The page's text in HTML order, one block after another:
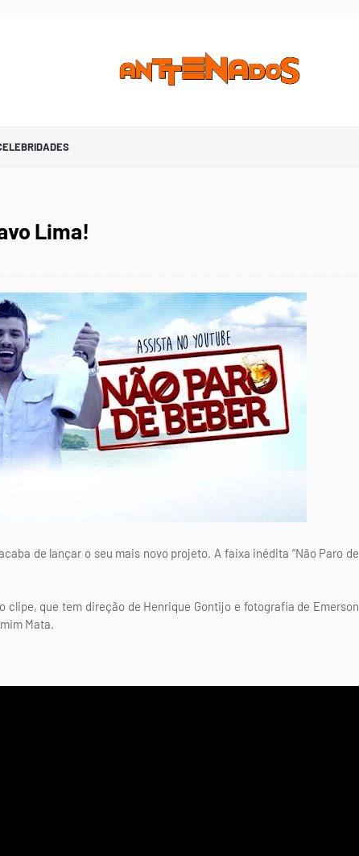
Lima!
de lançar o seu mais novo projeto. A faixa inédita “Não Paro de
clipe, que tem direção de Henrique Gontijo e fotografia de Emerson
Mata.